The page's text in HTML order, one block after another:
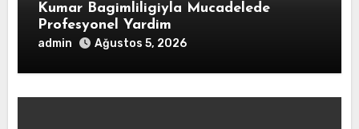
Kumar Bagimliligiyla Mucadelede
Profesyonel Yardim
admin Ağustos 5, 2026